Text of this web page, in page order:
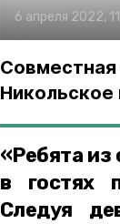
6 апреля 2022,
Совместная
Никольское
«Ребята из
в гостях
Следуя